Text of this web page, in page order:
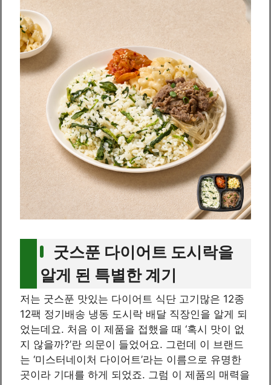
굿스푼 다이어트 도시락을
알게 된 특별한 계기
저는 굿스푼 맛있는 다이어트 식단 고기많은 12종
12팩 정기배송 냉동 도시락 배달 직장인을 알게 되
었는데요. 처음 이 제품을 접했을 때 ‘혹시 맛이 없
지 않을까?’란 의문이 들었어요. 그런데 이 브랜드
는 ‘미스터네이처 다이어트’라는 이름으로 유명한
곳이라 기대를 하게 되었죠. 그럼 이 제품의 매력을